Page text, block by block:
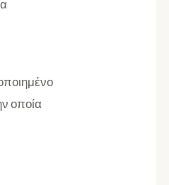
οποία